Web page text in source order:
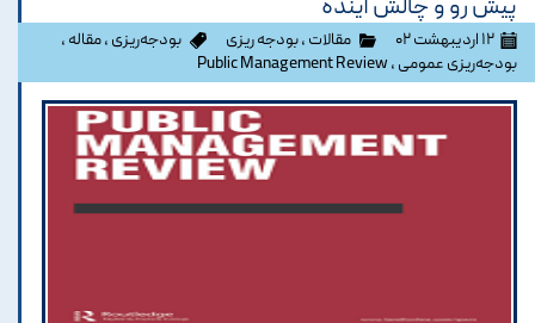
پیش رو و چالش آینده
۱۲ اردیبهشت ۰۲ مقالات ،بودجه ریزی بودجه‌ریزی ،مقاله ،
بودجه‌ریزی عمومی ،Public Management Review